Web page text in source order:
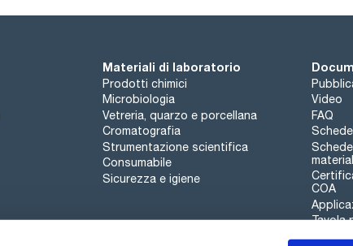
Materiali di laboratorio
Prodotti chimici
Microbiologia
Vetreria, quarzo e porcellana
Cromatografia
Strumentazione scientifica
Consumabile
Sicurezza e igiene
Video
FAQ
COA
Tavola